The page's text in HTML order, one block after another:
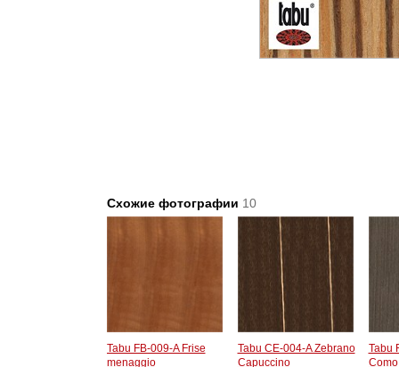
Схожие фотографии 10
Tabu FB-009-A Frise
menaggio
Tabu CE-004-A Zebrano
Capuccino
Tabu
Como